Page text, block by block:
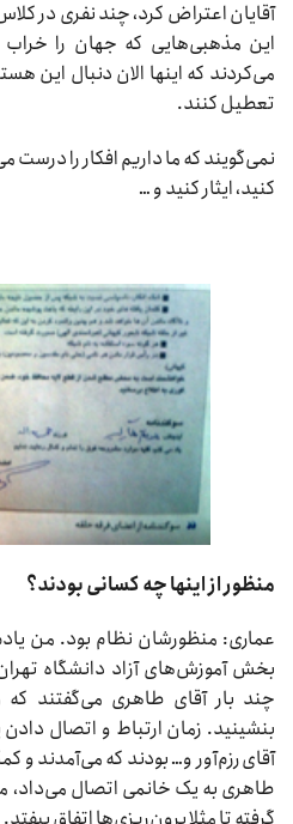
آقایان اعتراض کرد، چند نفری در
این مذهبی‌هایی که جهان را خراب
می‌کردند که اینها الان دنبال این
تعطیل کنند.
نمی‌گویند که ما داریم افکار را
کنید، ایثار کنید و …
منظور از اینها چه کسانی بودند؟
عماری: منظورشان نظام بود. من
بخش آموزش‌های آزاد دانشگاه
چند بار آقای طاهری می‌گفتند
بنشینید. زمان ارتباط و اتصال
آقای رزم‌آور و… بودند که می‌آمدند و
طاهری به یک خانمی اتصال می‌داد،